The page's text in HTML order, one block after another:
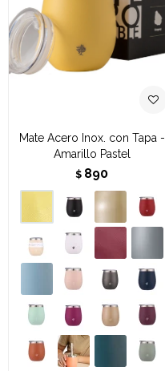
Mate Acero Inox. con Tapa -
Amarillo Pastel
$ 890